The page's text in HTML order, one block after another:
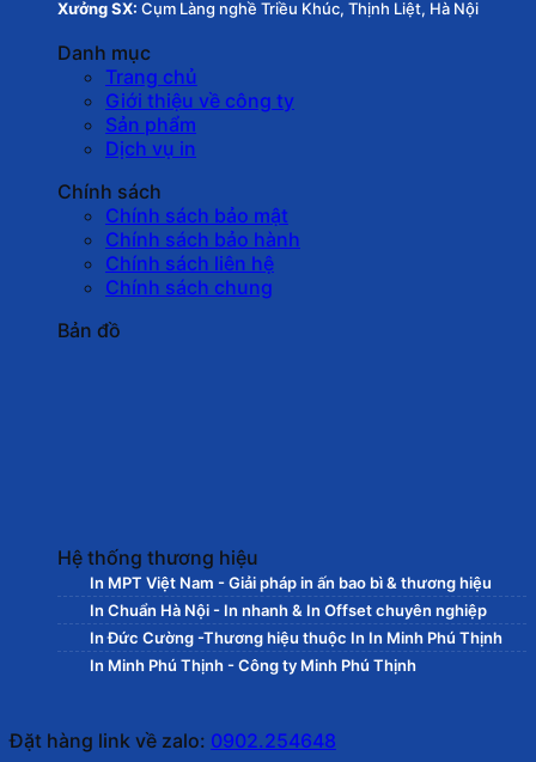
Xưởng SX: Cụm Làng nghề Triều Khúc, Thịnh Liệt, Hà Nội
Danh mục
Trang chủ
Giới thiệu về công ty
Sản phẩm
Dịch vụ in
Chính sách
Chính sách bảo mật
Chính sách bảo hành
Chính sách liên hệ
Chính sách chung
Bản đồ
Hệ thống thương hiệu
In MPT Việt Nam - Giải pháp in ấn bao bì & thương hiệu
In Chuẩn Hà Nội - In nhanh & In Offset chuyên nghiệp
In Đức Cường -Thương hiệu thuộc In In Minh Phú Thịnh
In Minh Phú Thịnh - Công ty Minh Phú Thịnh
Đặt hàng link về zalo: 0902.254648